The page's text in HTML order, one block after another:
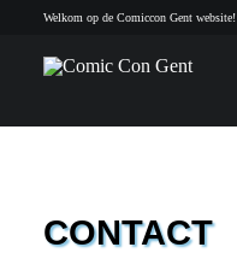
Welkom op de Comiccon Gent website!
CONTACT